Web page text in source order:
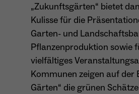
„Zukunftsgärten“ bietet
Kulisse für die
Garten- und
Pflanzenproduktion sowie
vielfältiges
Kommunen zeigen auf der
Gärten“ die grünen